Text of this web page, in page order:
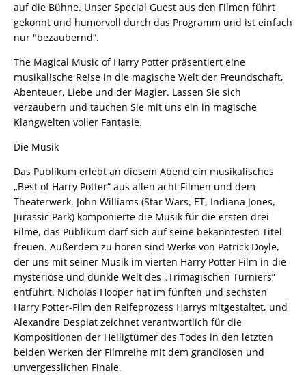
auf die Bühne. Unser Special Guest aus den Filmen führt
gekonnt und humorvoll durch das Programm und ist einfach
nur "bezaubernd“.
The Magical Music of Harry Potter präsentiert eine
musikalische Reise in die magische Welt der Freundschaft,
Abenteuer, Liebe und der Magier. Lassen Sie sich
verzaubern und tauchen Sie mit uns ein in magische
Klangwelten voller Fantasie.
Die Musik
Das Publikum erlebt an diesem Abend ein musikalisches
„Best of Harry Potter“ aus allen acht Filmen und dem
Theaterwerk. John Williams (Star Wars, ET, Indiana Jones,
Jurassic Park) komponierte die Musik für die ersten drei
Filme, das Publikum darf sich auf seine bekanntesten Titel
freuen. Außerdem zu hören sind Werke von Patrick Doyle,
der uns mit seiner Musik im vierten Harry Potter Film in die
mysteriöse und dunkle Welt des „Trimagischen Turniers“
entführt. Nicholas Hooper hat im fünften und sechsten
Harry Potter-Film den Reifeprozess Harrys mitgestaltet, und
Alexandre Desplat zeichnet verantwortlich für die
Kompositionen der Heiligtümer des Todes in den letzten
beiden Werken der Filmreihe mit dem grandiosen und
unvergesslichen Finale.